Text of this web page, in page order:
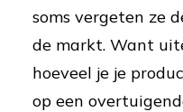
soms vergeten ze
de markt. Want
hoeveel je je
op een